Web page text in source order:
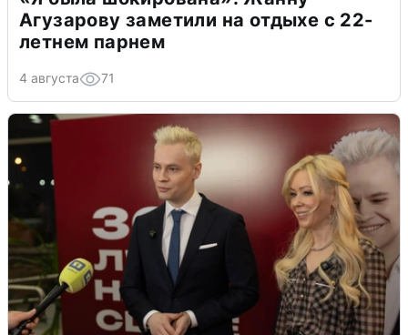
Агузарову заметили на отдыхе с 22-
летнем парнем
4 августа 71